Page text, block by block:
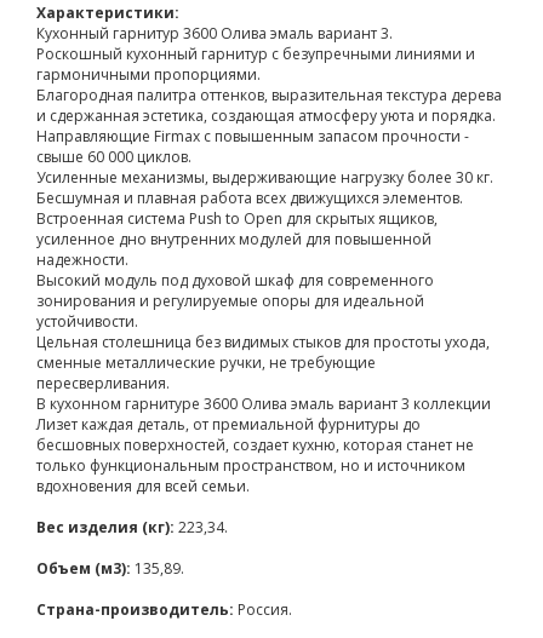
Характеристики:
Кухонный гарнитур 3600 Олива эмаль вариант 3.
Роскошный кухонный гарнитур с безупречными линиями и
гармоничными пропорциями.
Благородная палитра оттенков, выразительная текстура дерева
и сдержанная эстетика, создающая атмосферу уюта и порядка.
Направляющие Firmax с повышенным запасом прочности -
свыше 60 000 циклов.
Усиленные механизмы, выдерживающие нагрузку более 30 кг.
Бесшумная и плавная работа всех движущихся элементов.
Встроенная система Push to Open для скрытых ящиков,
усиленное дно внутренних модулей для повышенной
надежности.
Высокий модуль под духовой шкаф для современного
зонирования и регулируемые опоры для идеальной
устойчивости.
Цельная столешница без видимых стыков для простоты ухода,
сменные металлические ручки, не требующие
пересверливания.
В кухонном гарнитуре 3600 Олива эмаль вариант 3 коллекции
Лизет каждая деталь, от премиальной фурнитуры до
бесшовных поверхностей, создает кухню, которая станет не
только функциональным пространством, но и источником
вдохновения для всей семьи.
Вес изделия (кг): 223,34.
Объем (м3): 135,89.
Страна-производитель: Россия.